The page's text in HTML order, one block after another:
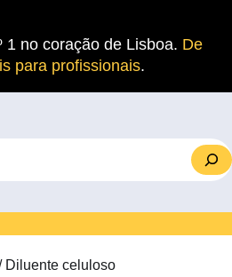
1 no coração de Lisboa. De
para profissionais.
Diluente celuloso